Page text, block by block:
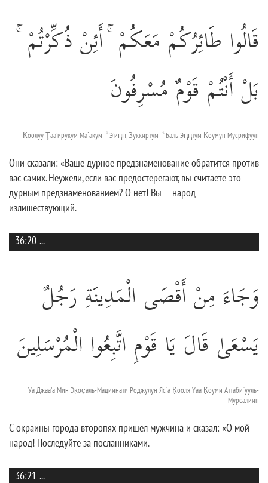
قَالُوا طَائِرُكُمْ مَعَكُمْ ۚ أَئِنْ ذُكِّرْتُمْ ۚ
بَلْ أَنْتُمْ قَوْمٌ مُسْرِفُونَ
К̣оолуу Ţаа'ирукум Ма`акум ۚ Э'иңң З̱уккиртум ۚ Баль Эңңтум К̣оумун Мусрифуун
Они сказали: «Ваше дурное предзнаменование обратится против
вас самих. Неужели, если вас предостерегают, вы считаете это
дурным предзнаменованием? О нет! Вы — народ
излишествующий.
36:20 ...
وَجَاءَ مِنْ أَقْصَى الْمَدِينَةِ رَجُلٌ
يَسْعَىٰ قَالَ يَا قَوْمِ اتَّبِعُوا الْمُرْسَلِينَ
Уа Джаа'а Мин Эк̣ос̣áль-Мадиинати Роджулун Яс`á К̣ооля Yаа К̣оуми Аттаби`ууль-
Мурсалиин
С окраины города второпях пришел мужчина и сказал: «О мой
народ! Последуйте за посланниками.
36:21 ...